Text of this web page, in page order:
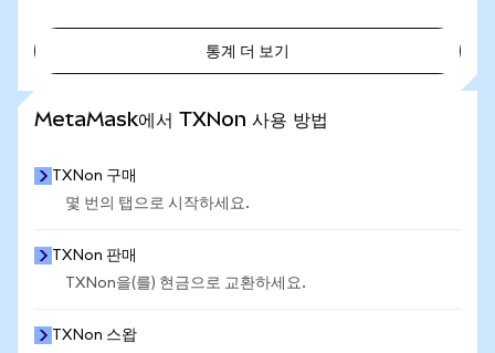
통계 더 보기
MetaMask에서 TXNon 사용 방법
TXNon 구매
몇 번의 탭으로 시작하세요.
TXNon 판매
TXNon을(를) 현금으로 교환하세요.
TXNon 스왑